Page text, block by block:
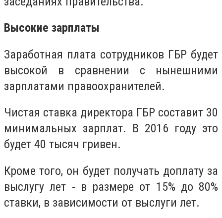
Высокие зарплаты
Заработная плата сотрудников ГБР будет
высокой в сравнении с нынешними
зарплатами правоохранителей.
Чистая ставка директора ГБР составит 30
минимальных зарплат. В 2016 году это
будет 40 тысяч гривен.
Кроме того, он будет получать доплату за
выслугу лет - в размере от 15% до 80%
ставки, в зависимости от выслуги лет.